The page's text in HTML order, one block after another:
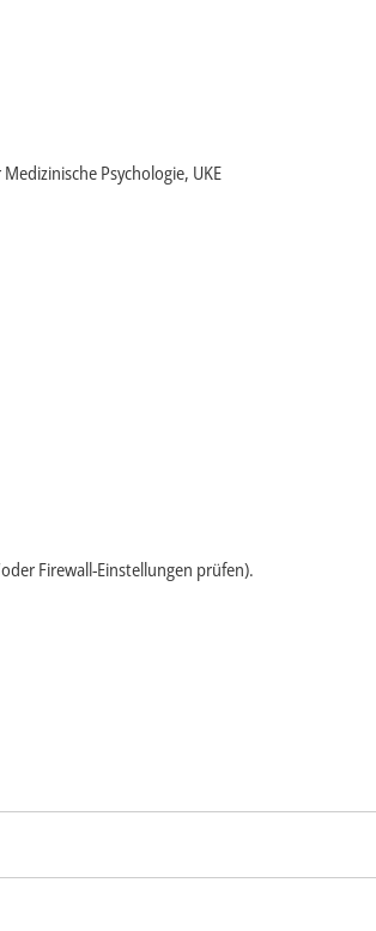
Psychologie, UKE
Firewall-Einstellungen prüfen).